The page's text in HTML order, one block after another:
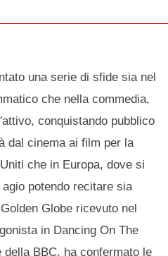
una serie di sfide sia nel
che nella commedia,
conquistando pubblico
dal cinema ai film per la
che in Europa, dove si
potendo recitare sia
Globe ricevuto nel
in Dancing On The
BBC, ha confermato le